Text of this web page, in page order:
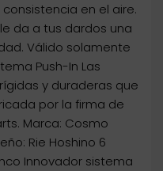
en el aire.
da a tus dardos una
Válido solamente
Push-In Las
y duraderas que
por la firma de
Marca: Cosmo
Rie Hoshino 6
Innovador sistema